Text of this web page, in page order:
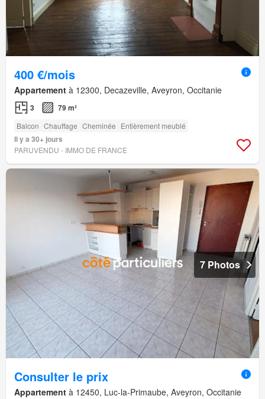
400 €/mois
Appartement à 12300, Decazeville, Aveyron, Occitanie
3 79 m²
Balcon Chauffage Cheminée Entièrement meublé
Il y a 30+ jours
PARUVENDU - IMMO DE FRANCE
7 Photos
Consulter le prix
Appartement à 12450, Luc-la-Primaube, Aveyron, Occitanie